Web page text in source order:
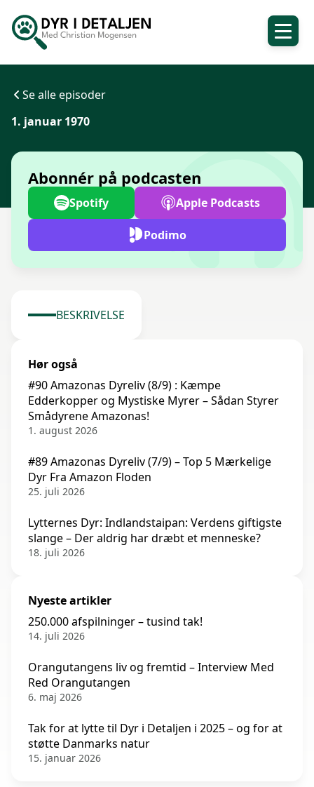
Se alle episoder
1. januar 1970
Abonnér på podcasten
Spotify Apple Podcasts
Podimo
BESKRIVELSE
Hør også
#90 Amazonas Dyreliv (8/9) : Kæmpe
Edderkopper og Mystiske Myrer – Sådan Styrer
Smådyrene Amazonas!
1. august 2026
#89 Amazonas Dyreliv (7/9) – Top 5 Mærkelige
Dyr Fra Amazon Floden
25. juli 2026
Lytternes Dyr: Indlandstaipan: Verdens giftigste
slange – Der aldrig har dræbt et menneske?
18. juli 2026
Nyeste artikler
250.000 afspilninger – tusind tak!
14. juli 2026
Orangutangens liv og fremtid – Interview Med
Red Orangutangen
6. maj 2026
Tak for at lytte til Dyr i Detaljen i 2025 – og for at
støtte Danmarks natur
15. januar 2026